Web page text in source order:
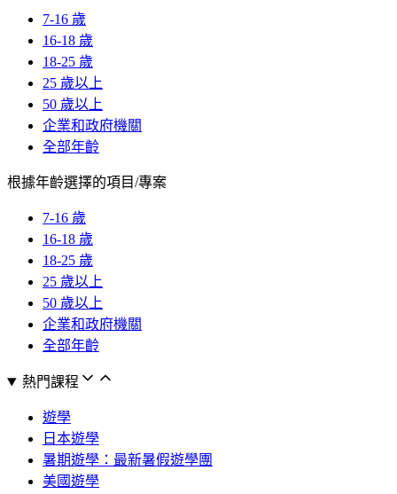
7-16 歲
16-18 歲
18-25 歲
25 歲以上
50 歲以上
企業和政府機關
全部年齡
根據年齡選擇的項目/專案
7-16 歲
16-18 歲
18-25 歲
25 歲以上
50 歲以上
企業和政府機關
全部年齡
熱門課程
遊學
日本遊學
暑期遊學：最新暑假遊學團
美國遊學